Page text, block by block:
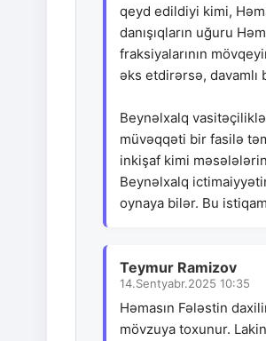
qeyd edildiyi kimi,
danışıqların uğuru
fraksiyalarının
əks etdirərsə, davamlı
Beynəlxalq
müvəqqəti bir fasilə
inkişaf kimi
Beynəlxalq
oynaya bilər. Bu
Teymur Ramizov
14.Sentyabr.2025 10:35
Həmasın Fələstin
mövzuya toxunur.